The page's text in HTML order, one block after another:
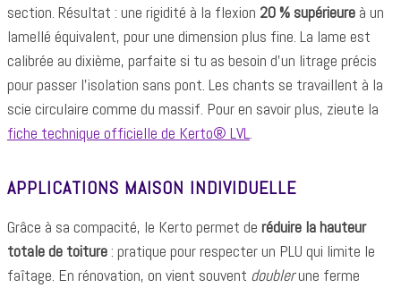
section. Résultat : une rigidité à la flexion 20 % supérieure à un
lamellé équivalent, pour une dimension plus fine. La lame est
calibrée au dixième, parfaite si tu as besoin d’un litrage précis
pour passer l’isolation sans pont. Les chants se travaillent à la
scie circulaire comme du massif. Pour en savoir plus, zieute la
fiche technique officielle de Kerto® LVL.
APPLICATIONS MAISON INDIVIDUELLE
Grâce à sa compacité, le Kerto permet de réduire la hauteur
totale de toiture: pratique pour respecter un PLU qui limite le
faîtage. En rénovation, on vient souvent doublerune ferme